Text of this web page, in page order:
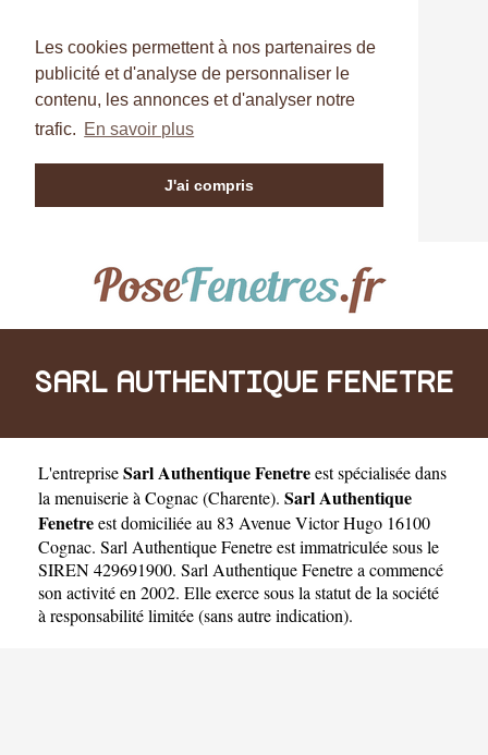
Les cookies permettent à nos partenaires de
publicité et d'analyse de personnaliser le
contenu, les annonces et d'analyser notre
trafic. En savoir plus
J'ai compris
SARL AUTHENTIQUE FENETRE
L'entrepriseSarl Authentique Fenetreestspécialisée dans
la menuiserie à Cognac(Charente). Sarl Authentique
Fenetreest domiciliée au 83 Avenue Victor Hugo 16100
Cognac. Sarl Authentique Fenetre est immatriculée sous le
SIREN 429691900. Sarl Authentique Fenetre a commencé
son activité en 2002. Elle exerce sous la statut de la société
à responsabilité limitée (sans autre indication).